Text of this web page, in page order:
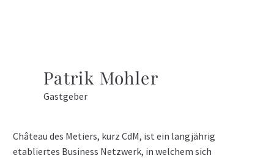
Patrik Mohler
Gastgeber
Château des Metiers, kurz CdM, ist ein langjährig
etabliertes Business Netzwerk, in welchem sich